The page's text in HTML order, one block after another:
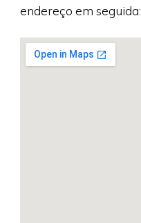
endereço em seguida: